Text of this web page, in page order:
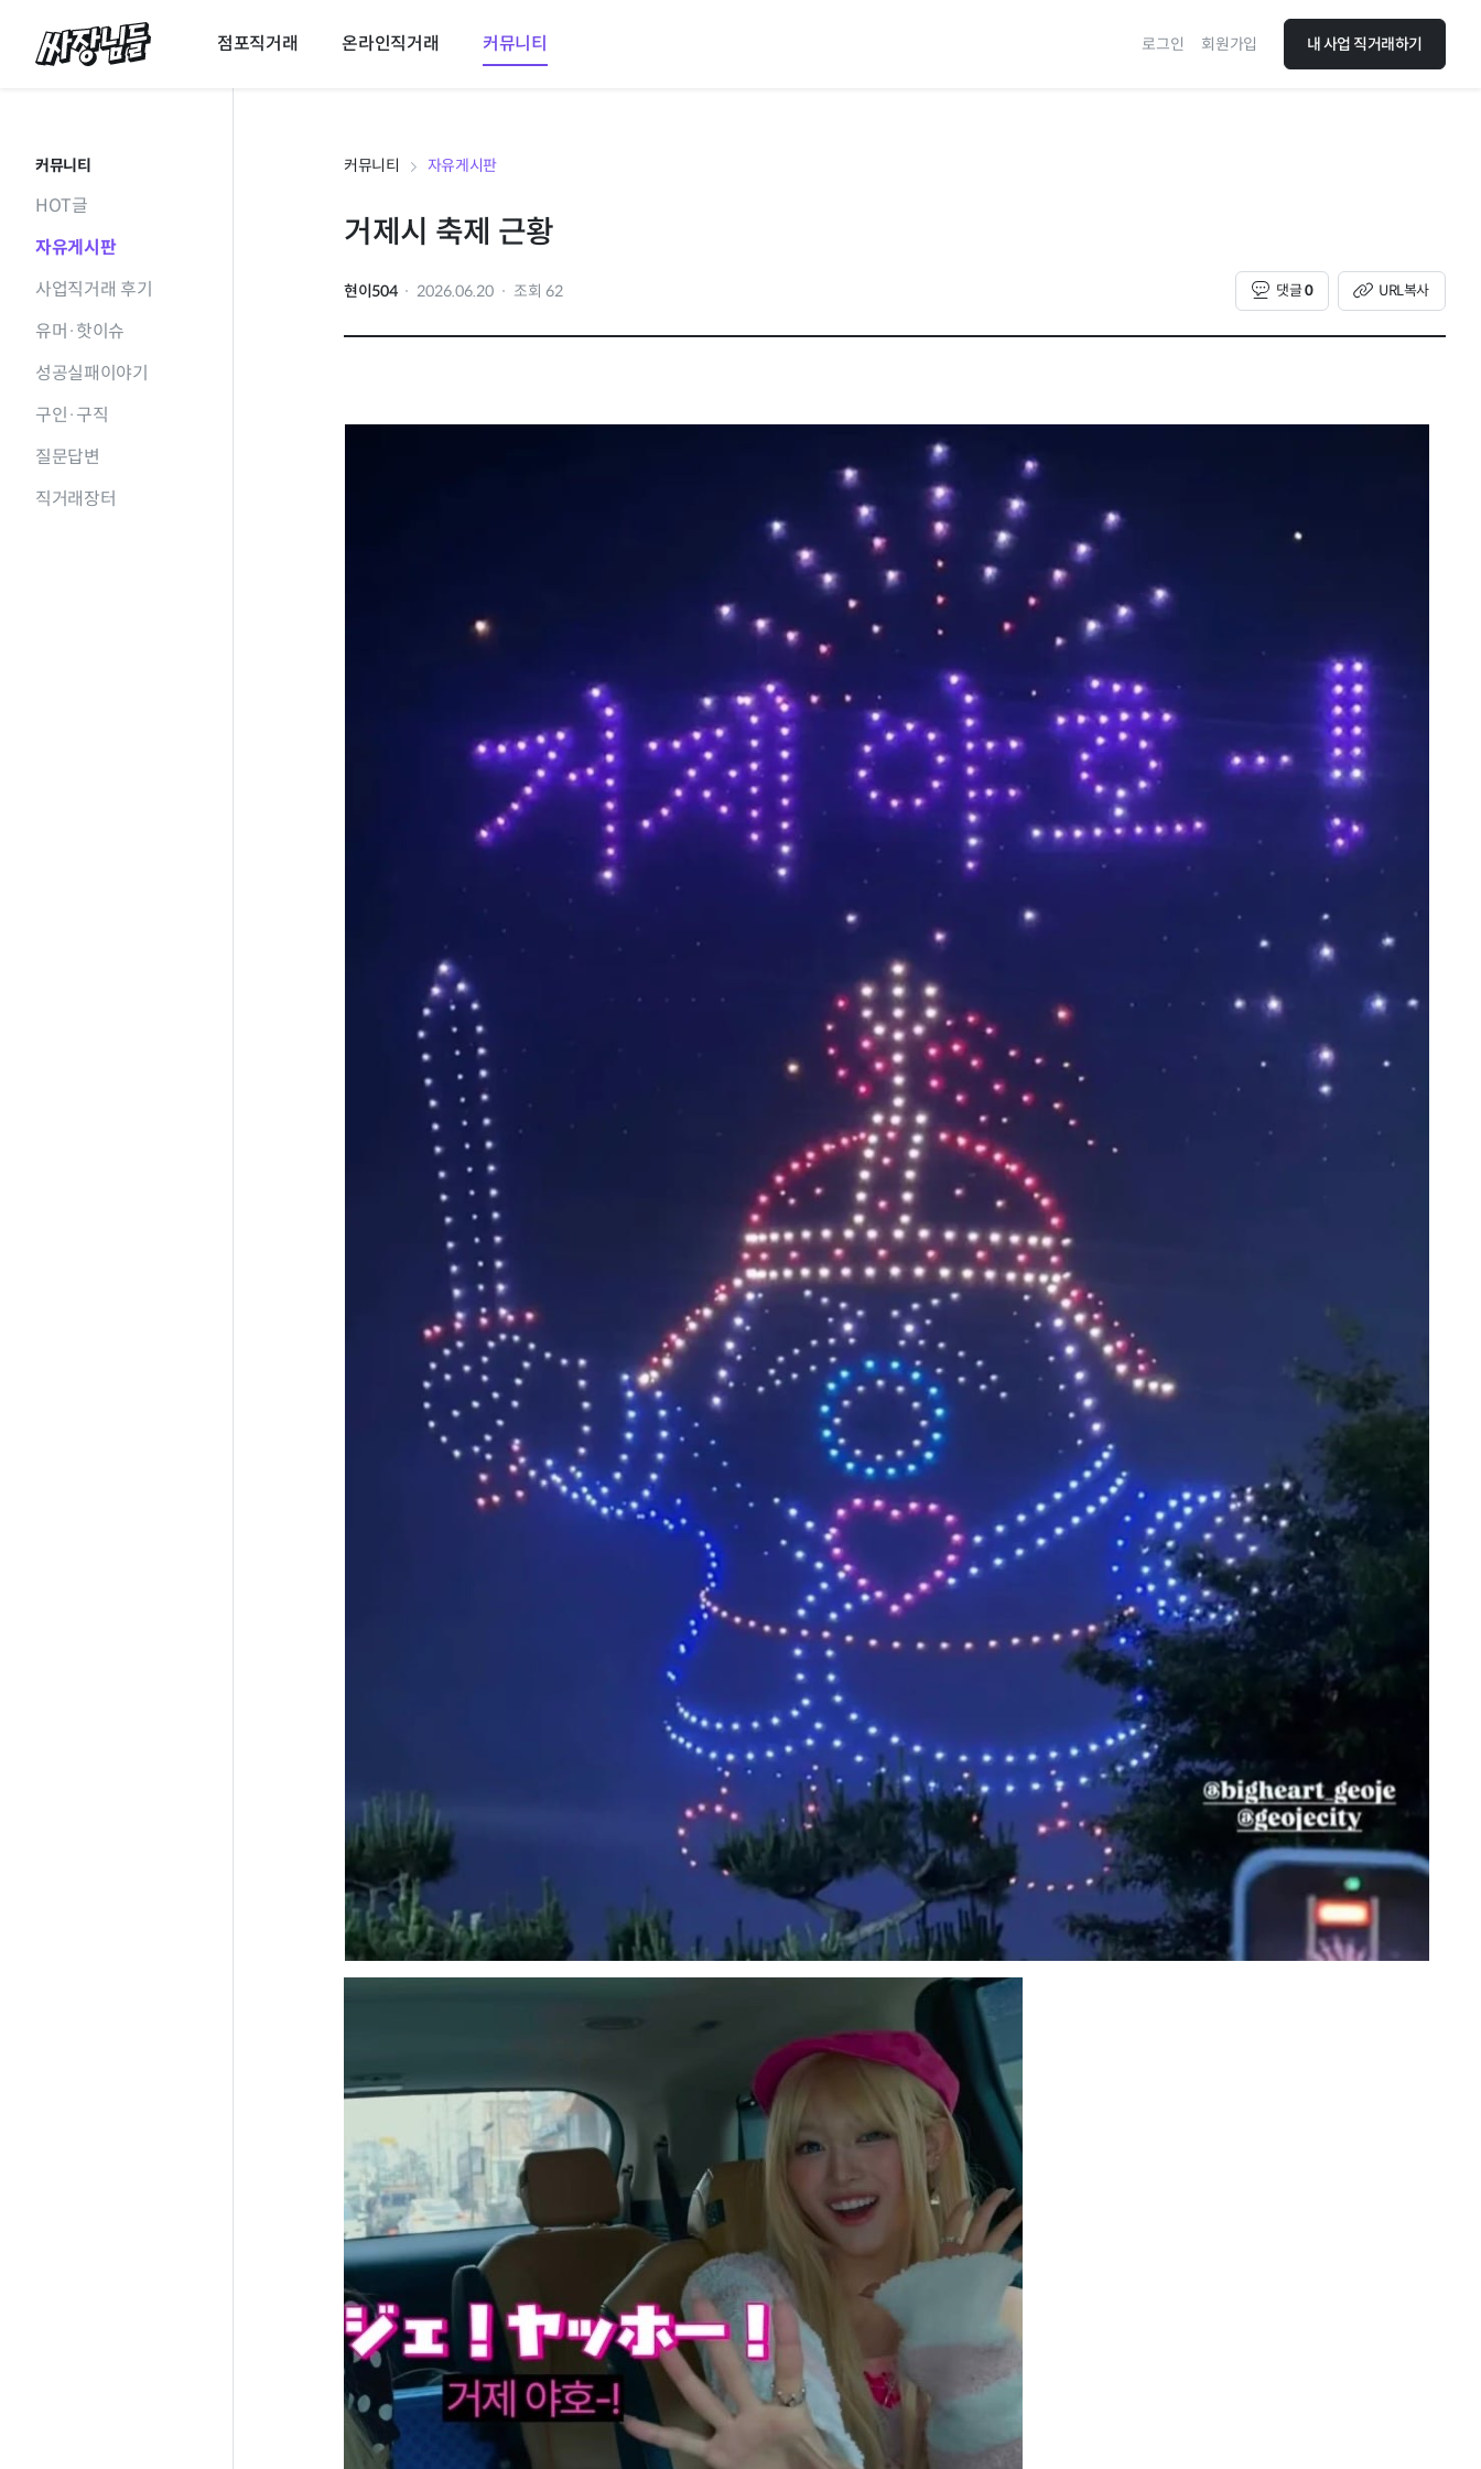
싸장님들 점포직거래 온라인직거래 커뮤니티 로그인 회원가입 내 사업 직거래하기
커뮤니티
HOT글
자유게시판
사업직거래 후기
유머·핫이슈
성공실패이야기
구인·구직
질문답변
직거래장터
커뮤니티 자유게시판
거제시 축제 근황
현이504 2026.06.20 조회 62 댓글0 URL복사